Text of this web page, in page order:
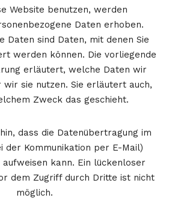
Website benutzen, werden
Daten erhoben.
Daten sind Daten, mit denen Sie
werden können. Die vorliegende
erläutert, welche Daten wir
sie nutzen. Sie erläutert auch,
Zweck das geschieht.
dass die Datenübertragung im
der Kommunikation per E-Mail)
kann. Ein lückenloser
dem Zugriff durch Dritte ist nicht
möglich.